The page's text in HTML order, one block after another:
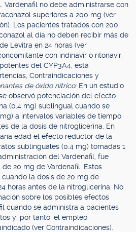
Vardenafil no debe administrarse con
superiores a 200 mg (ver
Los pacientes tratados con 200
al día no deben recibir más de
Levitra en 24 horas (ver
con indinavir o ritonavir,
del CYP3A4, está
Contraindicaciones y
de óxido nítrico: En un estudio
observó potenciación del efecto
(0.4 mg) sublingual cuando se
a intervalos variables de tiempo
de la dosis de nitroglicerina. En
edad el efecto reductor de la
sublinguales (0.4 mg) tomadas 1
del Vardenafil, fue
20 mg de Vardenafil. Estos
la dosis de 20 mg de
horas antes de la nitroglicerina. No
sobre los posibles efectos
cuando se administra a pacientes
y, por tanto, el empleo
(ver Contraindicaciones).